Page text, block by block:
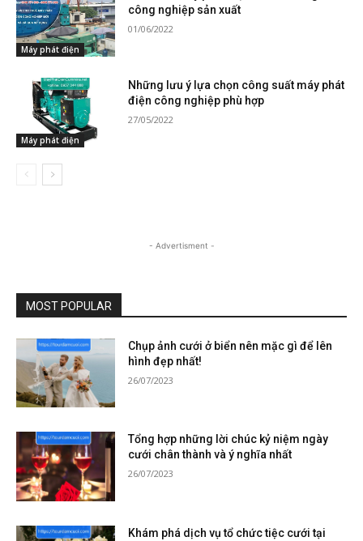
Máy phát điện
công nghiệp sản xuất
01/06/2022
Máy phát điện
Những lưu ý lựa chọn công suất máy phát
điện công nghiệp phù hợp
27/05/2022
- Advertisment -
MOST POPULAR
Chụp ảnh cưới ở biển nên mặc gì để lên
hình đẹp nhất!
26/07/2023
Tổng hợp những lời chúc kỷ niệm ngày
cưới chân thành và ý nghĩa nhất
26/07/2023
Khám phá dịch vụ tổ chức tiệc cưới tại